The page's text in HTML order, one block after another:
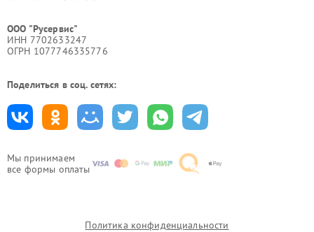
Мы принимаем
все формы оплаты
ООО "Русервис"
ИНН 7702633247
ОГРН 1077746335776
Поделиться в соц. сетях:
Политика конфиденциальности